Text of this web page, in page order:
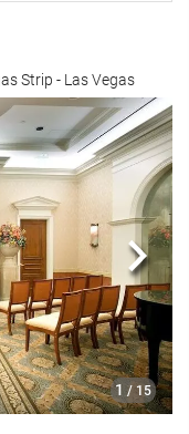
Strip - Las Vegas
1 / 15